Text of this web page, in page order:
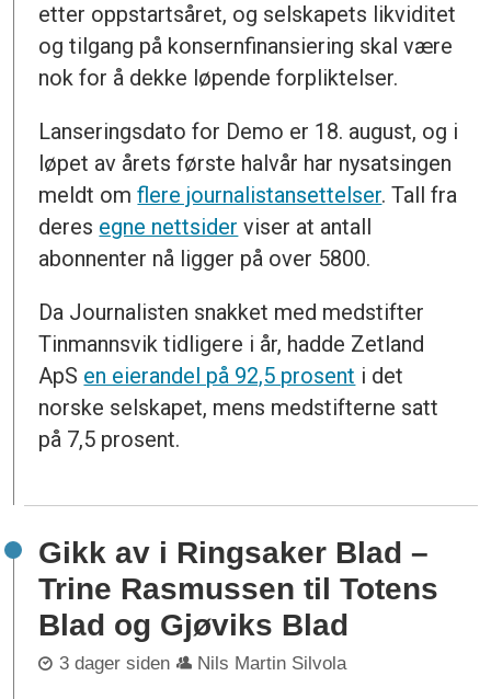
etter oppstartsåret, og selskapets likviditet
og tilgang på konsernfinansiering skal være
nok for å dekke løpende forpliktelser.
Lanseringsdato for Demo er 18. august, og i
løpet av årets første halvår har nysatsingen
meldt omflere journalistansettelser. Tall fra
deres egne nettsider viser at antall
abonnenter nå ligger på over 5800.
Da Journalisten snakket med medstifter
Tinmannsvik tidligere i år, hadde Zetland
ApS en eierandel på 92,5 prosent i det
norske selskapet, mens medstifterne satt
på 7,5 prosent.
Gikk av i Ringsaker Blad –
Trine Rasmussen til Totens
Blad og Gjøviks Blad
3 dager siden Nils Martin Silvola